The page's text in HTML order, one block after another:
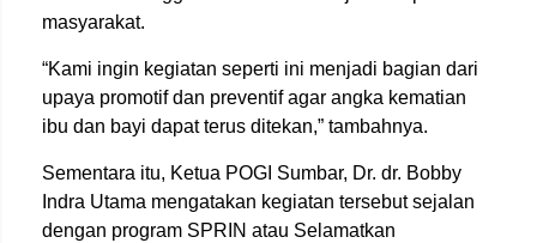
masyarakat.
“Kami ingin kegiatan seperti ini menjadi bagian dari
upaya promotif dan preventif agar angka kematian
ibu dan bayi dapat terus ditekan,” tambahnya.
Sementara itu, Ketua POGI Sumbar, Dr. dr. Bobby
Indra Utama mengatakan kegiatan tersebut sejalan
dengan program SPRIN atau Selamatkan